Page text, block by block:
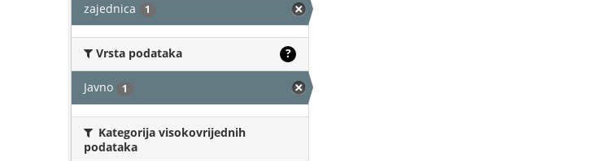
zajednica 1
Vrsta podataka ?
Javno 1
Kategorija visokovrijednih
podataka